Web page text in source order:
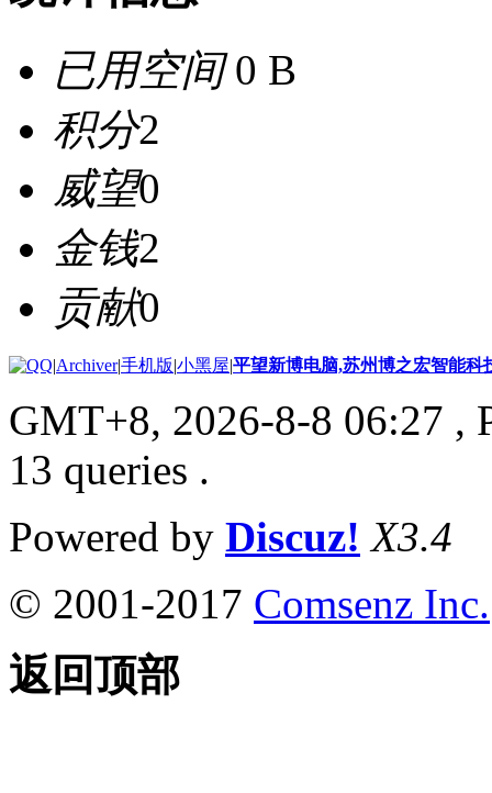
已用空间0 B
积分2
威望0
金钱2
贡献0
|Archiver|手机版|小黑屋|平望新博电脑,苏州博之宏智能科
GMT+8, 2026-8-8 06:27 ,
13 queries .
Powered by Discuz! X3.4
© 2001-2017 Comsenz Inc.
返回顶部